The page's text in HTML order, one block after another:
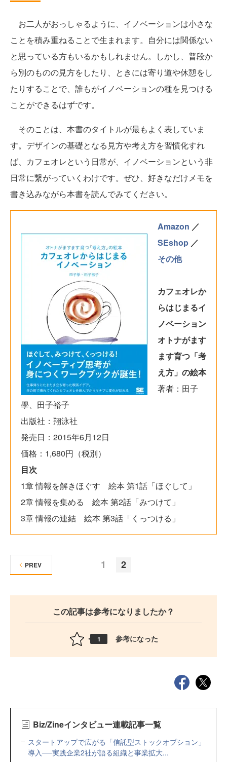
お二人がおっしゃるように、イノベーションは小さな
ことを積み重ねることで生まれます。自分には関係ない
と思っている方もいるかもしれません。しかし、普段か
ら別のものの見方をしたり、ときには寄り道や休憩をし
たりすることで、誰もがイノベーションの種を見つける
ことができるはずです。
そのことは、本書のタイトルが最もよく表していま
す。デザインの基礎となる見方や考え方を習慣化すれ
ば、カフェオレという日常が、イノベーションという非
日常に繋がっていくわけです。ぜひ、好きなだけメモを
書き込みながら本書を読んでみてください。
Amazon ／
SEshop ／
その他
カフェオレか
らはじまるイ
ノベーション
オトナがます
ます育つ「考
え方」の絵本
著者：田子
學、田子裕子
出版社：翔泳社
発売日：2015年6月12日
価格：1,680円（税別）
目次
1章 情報を解きほぐす 絵本 第1話「ほぐして」
2章 情報を集める 絵本 第2話「みつけて」
3章 情報の連結 絵本 第3話「くっつける」
1 2
PREV
この記事は参考になりましたか？
1 参考になった
Biz/Zineインタビュー連載記事一覧
スタートアップで広がる「信託型ストックオプション」
導入──実践企業2社が語る組織と事業拡大...